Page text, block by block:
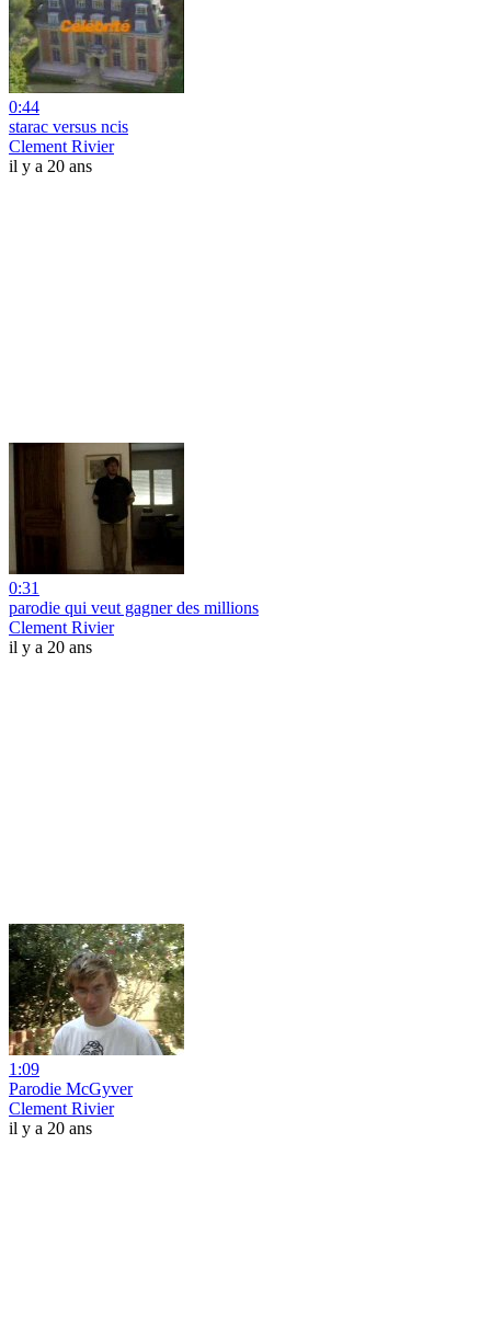
0:44
starac versus ncis
Clement Rivier
il y a 20 ans
0:31
parodie qui veut gagner des millions
Clement Rivier
il y a 20 ans
1:09
Parodie McGyver
Clement Rivier
il y a 20 ans